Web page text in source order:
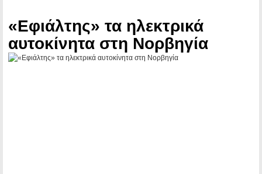
«Εφιάλτης» τα ηλεκτρικά
αυτοκίνητα στη Νορβηγία